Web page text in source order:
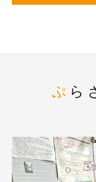
ぷ